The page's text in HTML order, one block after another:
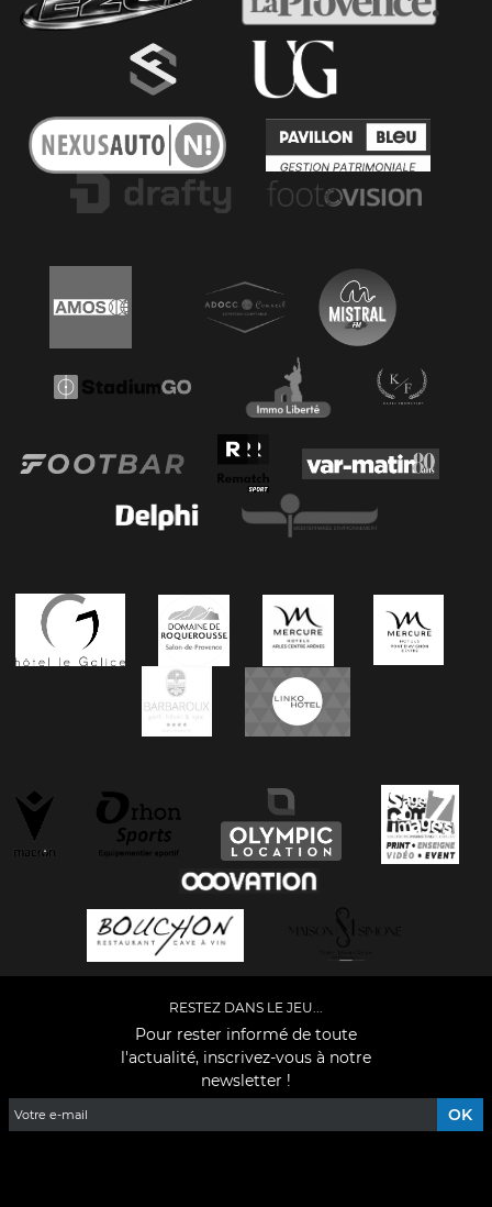
RESTEZ DANS LE JEU...
Pour rester informé de toute
l'actualité, inscrivez-vous à notre
newsletter !